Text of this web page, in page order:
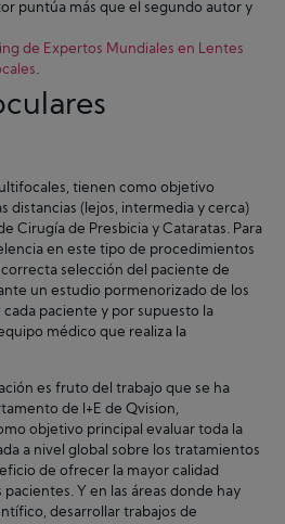
puntúa más que el segundo autor y
de Expertos Mundiales en Lentes
.
tienen como objetivo
distancias (lejos, intermedia y cerca)
Cirugía de Presbicia y Cataratas. Para
en este tipo de procedimientos
selección del paciente de
un estudio pormenorizado de los
paciente y por supuesto la
médico que realiza la
es fruto del trabajo que se ha
de I+E de Qvision,
objetivo principal evaluar toda la
a nivel global sobre los tratamientos
de ofrecer la mayor calidad
pacientes. Y en las áreas donde hay
desarrollar trabajos de